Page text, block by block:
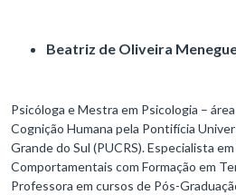
Beatriz de Oliveira
Psicóloga e Mestra em Psicologia –
Cognição Humana pela Pontifícia
Grande do Sul (PUCRS). Especialista
Comportamentais com Formação em
Professora em cursos de Pós-